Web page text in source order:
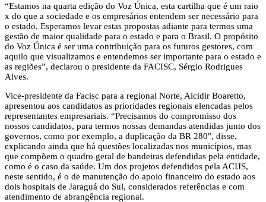
“Estamos na quarta edição do Voz Única, esta cartilha que é um raio
x do que a sociedade e os empresários entendem ser necessário para
o estado. Esperamos levar estas propostas adiante para termos uma
gestão de maior qualidade para o estado e para o Brasil. O propósito
do Voz Única é ser uma contribuição para os futuros gestores, com
aquilo que visualizamos e entendemos ser importante para o estado e
as regiões”, declarou o presidente da FACISC, Sérgio Rodrigues
Alves.
Vice-presidente da Facisc para a regional Norte, Alcidir Boaretto,
apresentou aos candidatos as prioridades regionais elencadas pelos
representantes empresariais. “Precisamos do compromisso dos
nossos candidatos, para termos nossas demandas atendidas junto dos
governos, como por exemplo, a duplicação da BR 280″, disse,
explicando ainda que há questões localizadas nos municípios, mas
que compõem o quadro geral de bandeiras defendidas pela entidade,
como é o caso da saúde. Um dos projetos defendidos pela ACIJS,
neste sentido, é o de manutenção do apoio financeiro do estado aos
dois hospitais de Jaraguá do Sul, considerados referências e com
atendimento de abrangência regional.